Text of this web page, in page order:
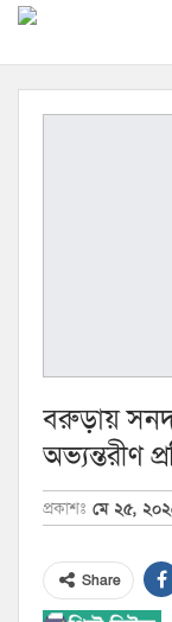
বরুড়ায় সনদ
অভ্যন্তরীণ
প্রকাশঃ মে ২৫,
Share